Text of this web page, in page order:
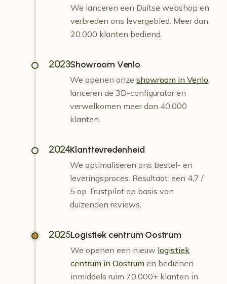
We lanceren een Duitse webshop en
verbreden ons levergebied. Meer dan
20.000 klanten bediend.
2023Showroom Venlo
We openen onzeshowroom in Venlo,
lanceren de 3D-configurator en
verwelkomen meer dan 40.000
klanten.
2024Klanttevredenheid
We optimaliseren ons bestel- en
leveringsproces. Resultaat: een 4,7 /
5 op Trustpilot op basis van
duizenden reviews.
2025Logistiek centrum Oostrum
We openen een nieuw logistiek
centrum in Oostrum en bedienen
inmiddels ruim 70.000+ klanten in